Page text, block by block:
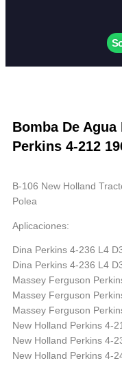
Bomba De
Perkins 4-212
B-106 New Holland
Polea
Aplicaciones:
Dina Perkins 4-236 L4
Dina Perkins 4-236 L4
Massey Ferguson
Massey Ferguson
Massey Ferguson
New Holland Perkins 4-
New Holland Perkins 4-
New Holland Perkins 4-